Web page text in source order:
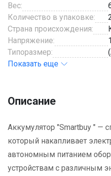
Вес:
Количество в упаковке:
Страна происхождения:
Напряжение:
Типоразмер:
Показать еще
Описание
Аккумулятор "Smartbuy " —
который накапливает
автономным питанием
устройствам с различным